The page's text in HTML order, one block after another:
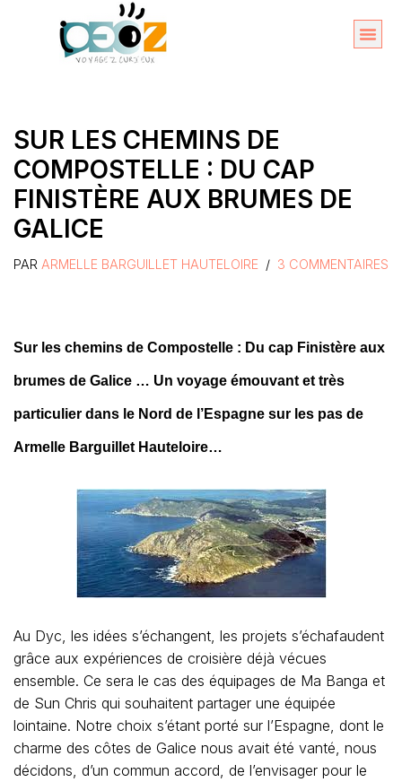
SUR LES CHEMINS DE
COMPOSTELLE : DU CAP
FINISTÈRE AUX BRUMES DE
GALICE
PAR ARMELLE BARGUILLET HAUTELOIRE 3 COMMENTAIRES
Sur les chemins de Compostelle : Du cap Finistère aux
brumes de Galice … Un voyage émouvant et très
particulier dans le Nord de l’Espagne sur les pas de
Armelle Barguillet Hauteloire…
Au Dyc, les idées s’échangent, les projets s’échafaudent
grâce aux expériences de croisière déjà vécues
ensemble. Ce sera le cas des équipages de Ma Banga et
de Sun Chris qui souhaitent partager une équipée
lointaine. Notre choix s’étant porté sur l’Espagne, dont le
charme des côtes de Galice nous avait été vanté, nous
décidons, d’un commun accord, de l’envisager pour le